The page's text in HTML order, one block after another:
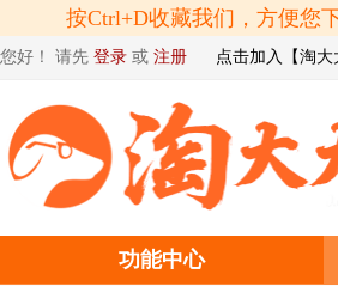
按Ctrl+D收藏我们，方便您
您好！ 请先 登录 或 注册 点击加入【淘大
功能中心